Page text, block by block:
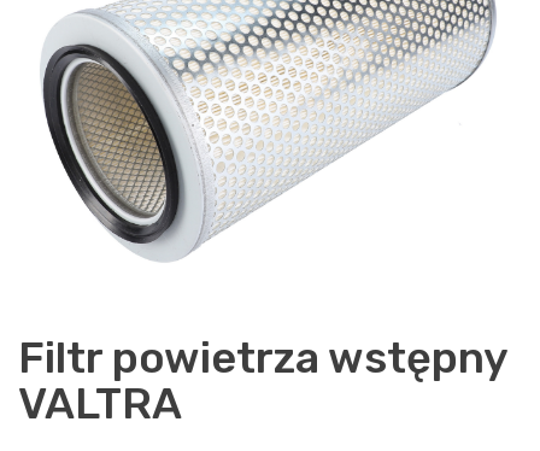
Filtr powietrza wstępny
VALTRA